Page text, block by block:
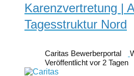
Karenzvertretung |
Tagesstruktur Nord
Caritas Bewerberportal
Veröffentlicht vor 2 Tagen